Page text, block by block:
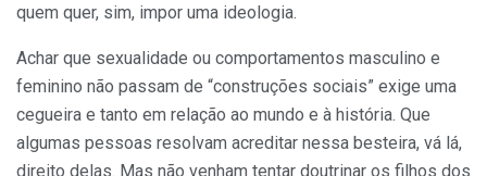
quem quer, sim, impor uma ideologia.
Achar que sexualidade ou comportamentos masculino e
feminino não passam de “construções sociais” exige uma
cegueira e tanto em relação ao mundo e à história. Que
algumas pessoas resolvam acreditar nessa besteira, vá lá,
direito delas. Mas não venham tentar doutrinar os filhos dos